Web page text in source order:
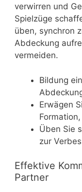
verwirren und
Spielzüge
üben, synchron
Abdeckung
vermeiden.
Bildung
Erwägen
Üben Sie
zur
Effektive
Partner